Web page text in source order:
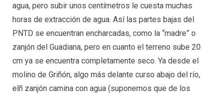
agua, pero subir unos centímetros le cuesta muchas
horas de extracción de agua. Así las partes bajas del
PNTD se encuentran encharcadas, como la “madre” o
zanjón del Guadiana, pero en cuanto el terreno sube 20
cm ya se encuentra completamente seco. Ya desde el
molino de Griñón, algo más delante curso abajo del río,
elñ zanjón camina con agua (suponemos que de los